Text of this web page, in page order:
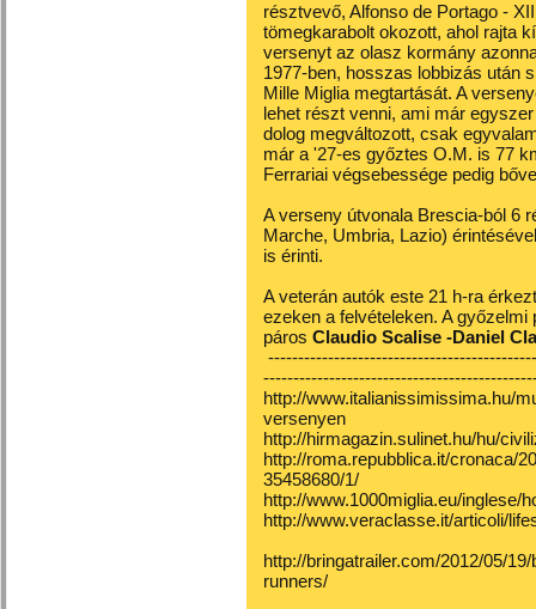
résztvevő, Alfonso de Portago -
tömegkarabolt okozott, ahol rajta
versenyt az olasz kormány
1977-ben, hosszas lobbizás után
Mille Miglia megtartását. A
lehet részt venni, ami már
dolog megváltozott, csak
már a '27-es győztes O.M. is 77
Ferrariai végsebessége pedig
A verseny útvonala Brescia-ból 6
Marche, Umbria, Lazio)
is érinti.
A veterán autók este 21 h-ra
ezeken a felvételeken. A
páros Claudio Scalise -Daniel
http://www.italianissimissima.hu/
versenyen
http://hirmagazin.sulinet.hu/hu/
http://roma.repubblica.it/cronaca/
35458680/1/
http://www.1000miglia.eu/inglese/
http://www.veraclasse.it/articoli/
http://bringatrailer.com/2012/05/
runners/